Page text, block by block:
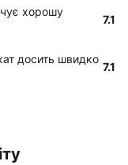
хорошу
7.1
досить швидко
7.1